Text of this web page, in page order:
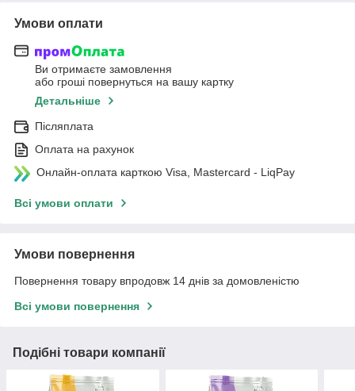
Умови оплати
Ви отримаєте замовлення
або гроші повернуться на вашу картку
Детальніше
Післяплата
Оплата на рахунок
Онлайн-оплата карткою Visa, Mastercard - LiqPay
Всі умови оплати
Умови повернення
Повернення товару впродовж 14 днів за домовленістю
Всі умови повернення
Подібні товари компанії